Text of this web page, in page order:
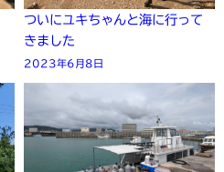
ついにユキちゃんと海に行って
きました
2023年6月8日